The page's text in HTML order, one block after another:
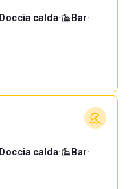
Doccia calda· Bar·
Doccia calda· Bar·